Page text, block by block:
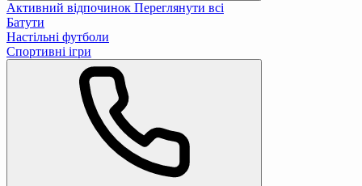
Активний відпочинок Переглянути всі
Батути
Настільні футболи
Спортивні ігри